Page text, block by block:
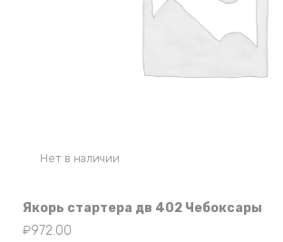
Нет в наличии
Якорь стартера дв 402 Чебоксары
₽972.00